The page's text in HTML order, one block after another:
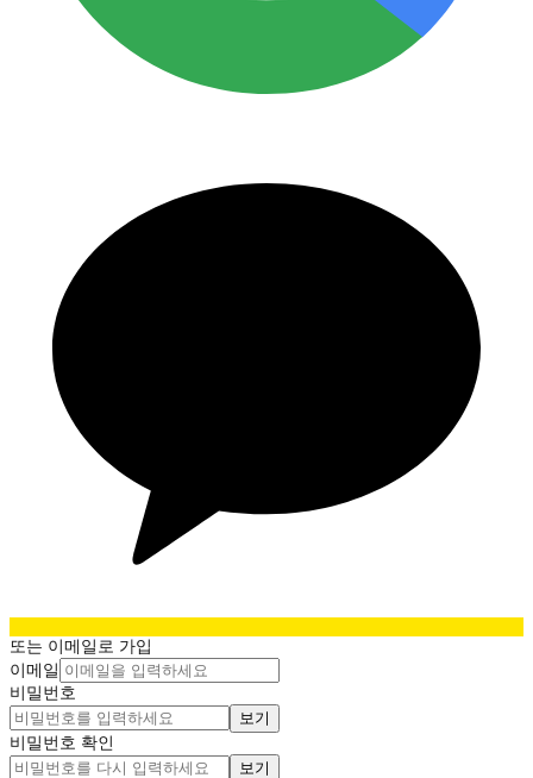
또는 이메일로 가입
이메일
비밀번호
보기
비밀번호 확인
보기